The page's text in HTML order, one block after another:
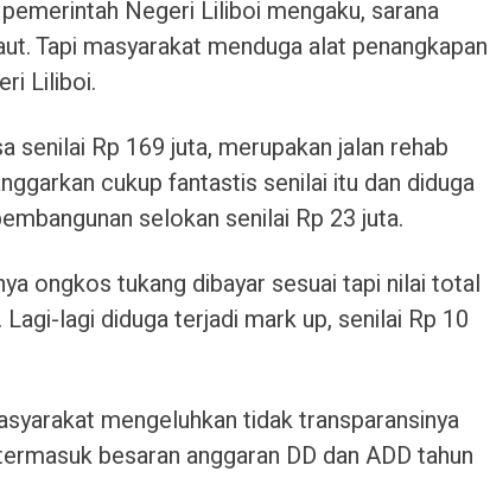
Negeri Liliboi mengaku, sarana
Tapi masyarakat menduga alat penangkapan
Liliboi.
senilai Rp 169 juta, merupakan jalan rehab
cukup fantastis senilai itu dan diduga
selokan senilai Rp 23 juta.
ongkos tukang dibayar sesuai tapi nilai total
lagi diduga terjadi mark up, senilai Rp 10
mengeluhkan tidak transparansinya
besaran anggaran DD dan ADD tahun